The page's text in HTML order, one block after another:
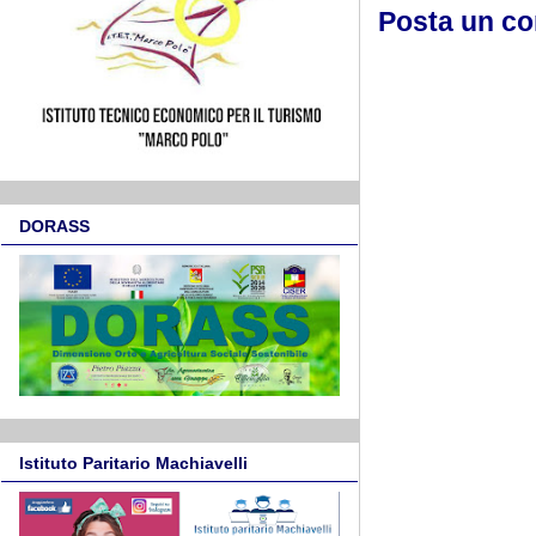
Posta un
DORASS
Istituto Paritario Machiavelli